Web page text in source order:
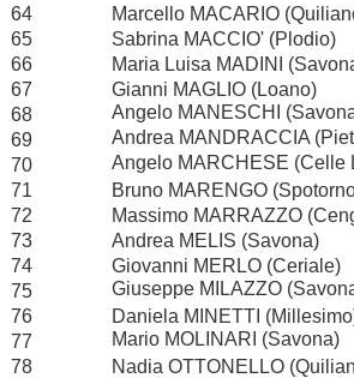
64
Marcello MACARIO
65
Sabrina MACCIO' (Plodio)
66
Maria Luisa MADINI
67
Gianni MAGLIO (Loano)
68
Angelo MANESCHI
69
Andrea MANDRACCIA
70
Angelo MARCHESE (Celle
71
Bruno MARENGO
72
Massimo MARRAZZO
73
Andrea MELIS (Savona)
74
Giovanni MERLO (Ceriale)
75
Giuseppe MILAZZO
76
Daniela MINETTI
77
Mario MOLINARI (Savona)
78
Nadia OTTONELLO